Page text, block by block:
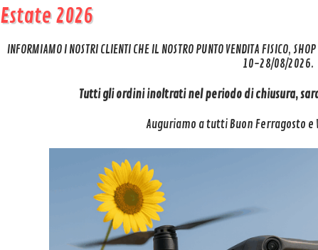
Al centro della scena con
In bici, sullo skateboard e nelle escursioni, DJI Neo ti segue con
Estate 2026
INFORMIAMO I NOSTRI CLIENTI CHE IL NOSTRO PUNTO VENDITA FISICO,
10-28/08/2026.
Tutti gli ordini inoltrati nel periodo di chiusura,
Auguriamo a tutti Buon Ferragosto